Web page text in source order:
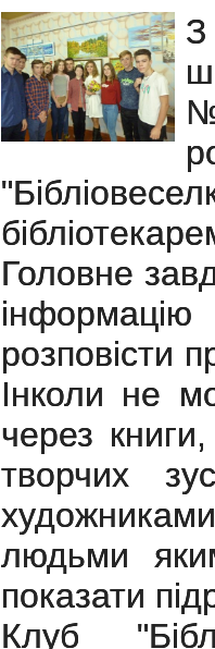
З
Головне
розповісти
Інколи не
через
творчих
людьми
показати
Клуб